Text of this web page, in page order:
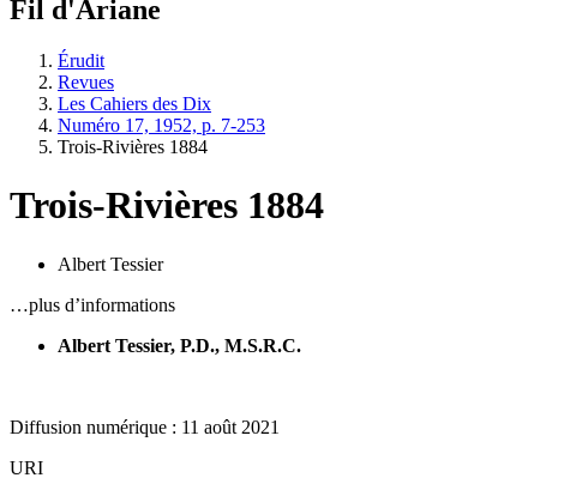
Fil d'Ariane
Érudit
Revues
Les Cahiers des Dix
Numéro 17, 1952, p. 7-253
Trois-Rivières 1884
Trois-Rivières 1884
Albert Tessier
…plus d’informations
Albert Tessier, P.D., M.S.R.C.
Diffusion numérique : 11 août 2021
URI